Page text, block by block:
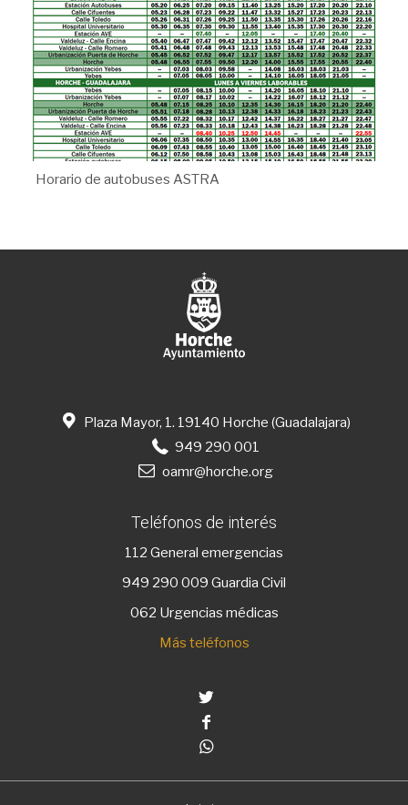
Horario de autobuses ASTRA
Plaza Mayor, 1. 19140 Horche (Guadalajara)
949 290 001
oamr@horche.org
Teléfonos de interés
112 General emergencias
949 290 009 Guardia Civil
062 Urgencias médicas
Más teléfonos